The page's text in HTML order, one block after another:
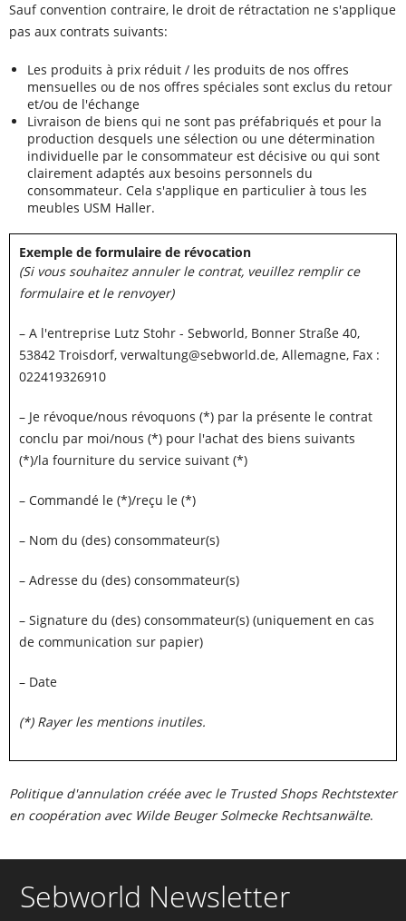
Sauf convention contraire, le droit de rétractation ne s'applique
pas aux contrats suivants:
Les produits à prix réduit / les produits de nos offres
mensuelles ou de nos offres spéciales sont exclus du retour
et/ou de l'échange
Livraison de biens qui ne sont pas préfabriqués et pour la
production desquels une sélection ou une détermination
individuelle par le consommateur est décisive ou qui sont
clairement adaptés aux besoins personnels du
consommateur. Cela s'applique en particulier à tous les
meubles USM Haller.
Exemple de formulaire de révocation
(Si vous souhaitez annuler le contrat, veuillez remplir ce
formulaire et le renvoyer)
– A l'entreprise Lutz Stohr - Sebworld, Bonner Straße 40,
53842 Troisdorf, verwaltung@sebworld.de, Allemagne, Fax :
022419326910
– Je révoque/nous révoquons (*) par la présente le contrat
conclu par moi/nous (*) pour l'achat des biens suivants
(*)/la fourniture du service suivant (*)
– Commandé le (*)/reçu le (*)
– Nom du (des) consommateur(s)
– Adresse du (des) consommateur(s)
– Signature du (des) consommateur(s) (uniquement en cas
de communication sur papier)
– Date
(*) Rayer les mentions inutiles.
Politique d'annulation créée avec le Trusted ShopsRechtstexter
en coopération avec Wilde Beuger Solmecke Rechtsanwälte.
Sebworld Newsletter